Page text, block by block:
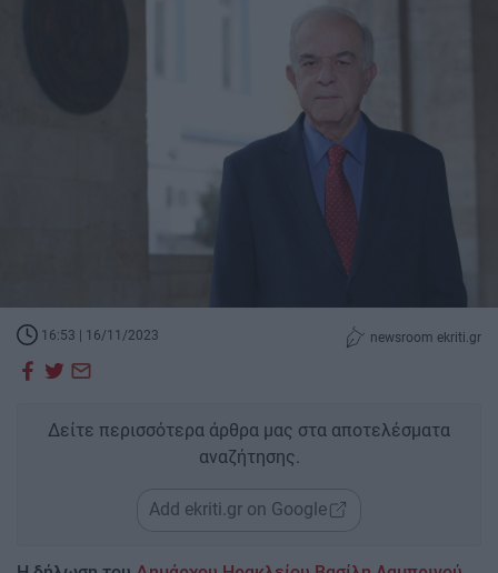
16:53 | 16/11/2023 newsroom ekriti.gr
Δείτε περισσότερα άρθρα μας στα αποτελέσματα
αναζήτησης.
Add ekriti.gr on Google